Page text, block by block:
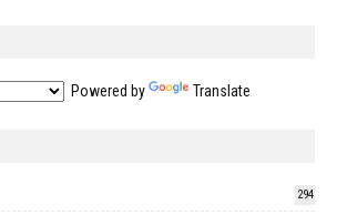
Powered by Translate
294